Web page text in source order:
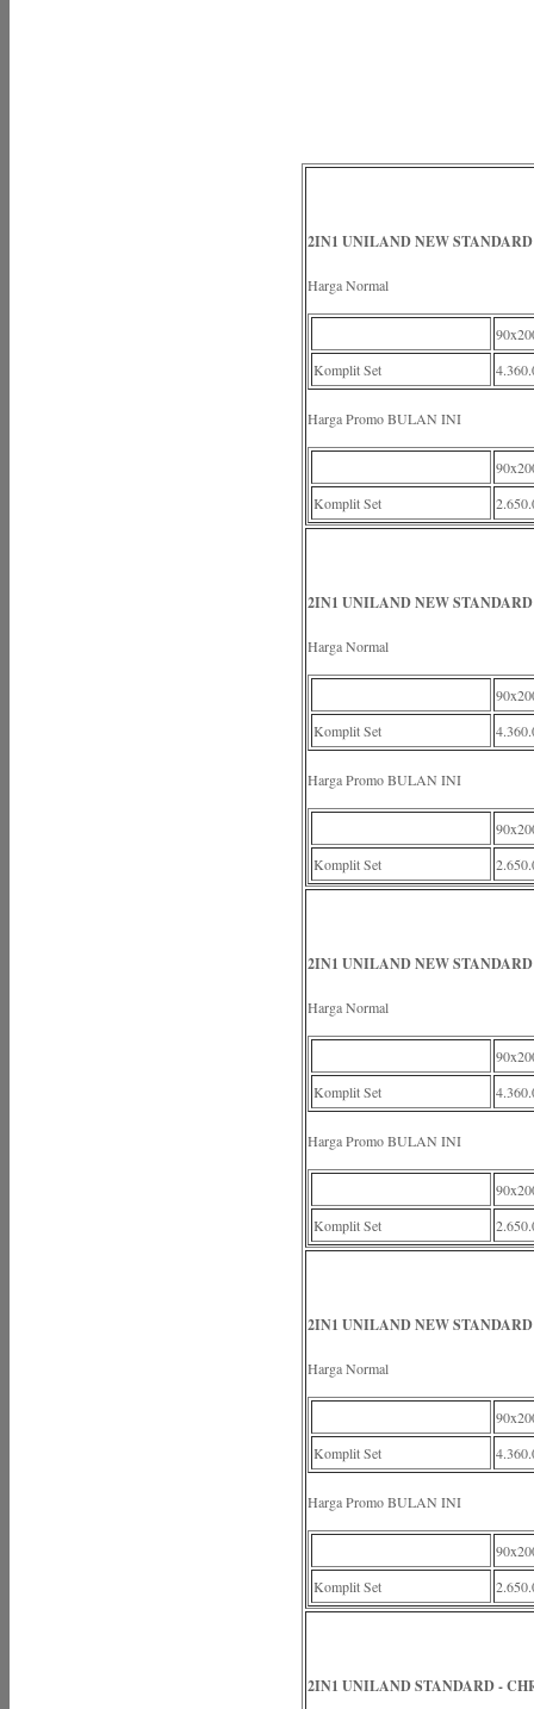
2IN1 UNILAND NEW
Harga Normal
Komplit Set
Harga Promo BULAN INI
Komplit Set
2IN1 UNILAND NEW
Harga Normal
Komplit Set
Harga Promo BULAN INI
Komplit Set
2IN1 UNILAND NEW
Harga Normal
Komplit Set
Harga Promo BULAN INI
Komplit Set
2IN1 UNILAND NEW
Harga Normal
Komplit Set
Harga Promo BULAN INI
Komplit Set
2IN1 UNILAND STANDARD -